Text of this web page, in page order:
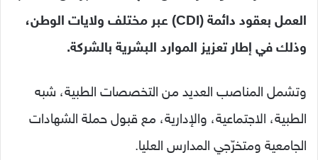
العمل بعقود دائمة (CDI) عبر مختلف ولايات الوطن،
وذلك في إطار تعزيز الموارد البشرية بالشركة.
وتشمل المناصب العديد من التخصصات الطبية، شبه
الطبية، الاجتماعية، والإدارية، مع قبول حملة الشهادات
الجامعية ومتخرّجي المدارس العليا.